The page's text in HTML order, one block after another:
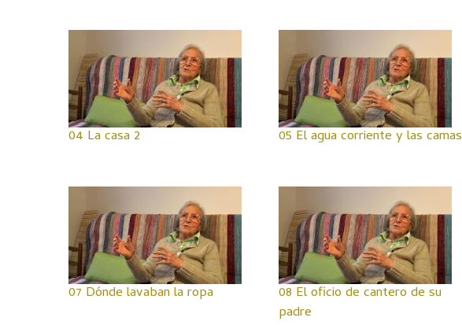
04 La casa 2 05 El agua corriente y las camas
07 Dónde lavaban la ropa
08 El oficio de cantero de su
padre